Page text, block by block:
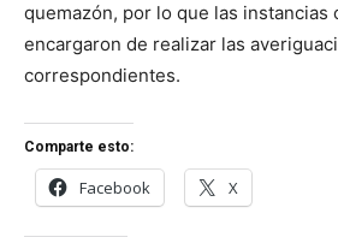
quemazón, por lo que las instancias
encargaron de realizar las
correspondientes.
Comparte esto:
Facebook X